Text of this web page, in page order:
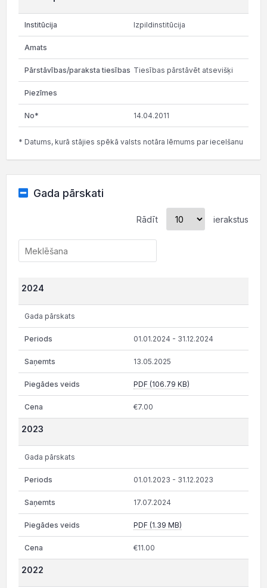
Izpildinstitūcija
Tiesības pārstāvēt atsevišķi
14.04.2011
* Datums, kurā stājies spēkā valsts notāra lēmums par iecelšanu
Gada pārskati
Rādīt ierakstus
2024
Gada pārskats
01.01.2024 - 31.12.2024
13.05.2025
PDF (106.79 KB)
€7.00
2023
Gada pārskats
01.01.2023 - 31.12.2023
17.07.2024
PDF (1.39 MB)
€11.00
2022